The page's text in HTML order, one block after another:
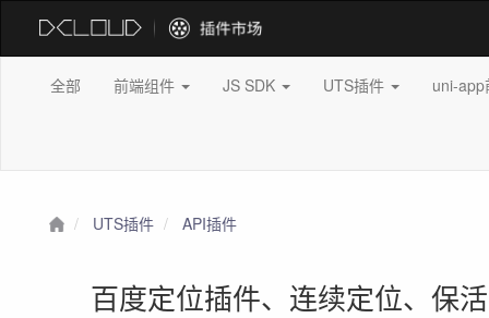
全部 前端组件 JS SDK UTS插件 uni-
UTS插件 API插件
百度定位插件、连续定位、保